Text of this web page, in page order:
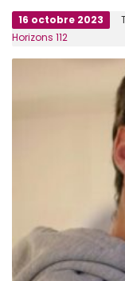
16 octobre 2023
Horizons 112